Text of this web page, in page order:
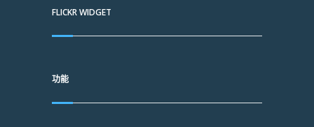
FLICKR WIDGET
功能